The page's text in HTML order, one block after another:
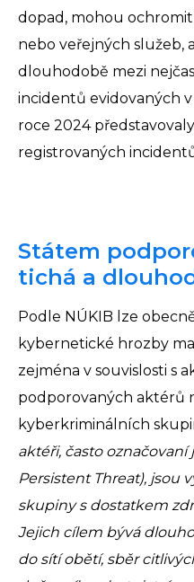
dopad, mohou
nebo veřejných služeb,
dlouhodobě mezi
incidentů evidovaných
roce 2024
registrovaných
Státem
tichá a
Podle NÚKIB lze
kybernetické hrozby
zejména v souvislosti s
podporovaných aktérů
kyberkriminálních
aktéři, často označovaní
Persistent Threat), jsou
skupiny s dostatkem
Jejich cílem bývá
do sítí obětí, sběr